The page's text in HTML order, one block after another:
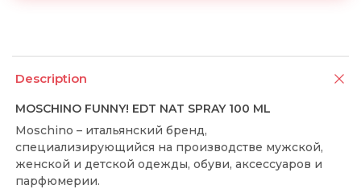
Description
MOSCHINO FUNNY! EDT NAT SPRAY 100 ML
Moschino – итальянский бренд,
специализирующийся на производстве мужской,
женской и детской одежды, обуви, аксессуаров и
парфюмерии.